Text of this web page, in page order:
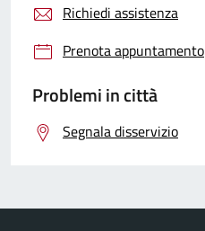
Richiedi assistenza
Prenota appuntamento
Problemi in città
Segnala disservizio